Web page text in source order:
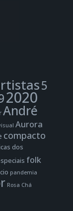
5
2020
André
Aurora
compacto
dos
folk
pandemia
Rosa Chá